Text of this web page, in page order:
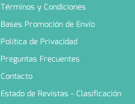
Términos y Condiciones
Bases Promoción de Envío
Política de Privacidad
Preguntas Frecuentes
Contacto
Estado de Revistas - Clasificación